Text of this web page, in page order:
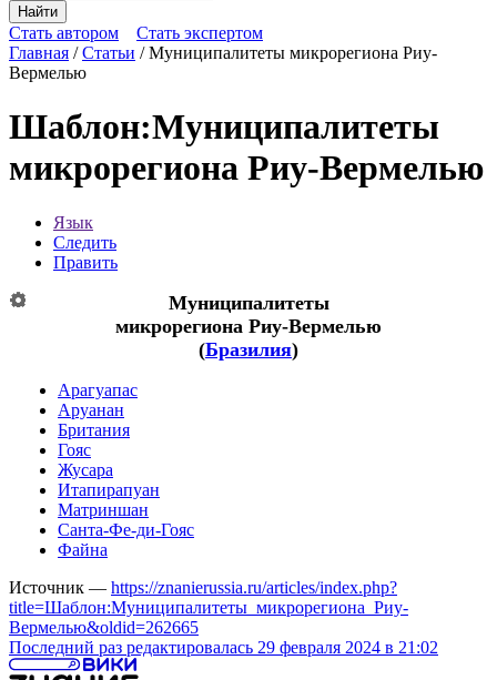
Найти
Стать автором
Стать экспертом
Главная /Статьи /Муниципалитеты микрорегиона Риу-
Вермелью
Шаблон:Муниципалитеты
микрорегиона Риу-Вермелью
Язык
Следить
Править
Муниципалитеты
микрорегиона Риу-Вермелью
(Бразилия)
Арагуапас
Аруанан
Британия
Гояс
Жусара
Итапирапуан
Матриншан
Санта-Фе-ди-Гояс
Файна
Источник — https://znanierussia.ru/articles/index.php?
title=Шаблон:Муниципалитеты_микрорегиона_Риу-
Вермелью&oldid=262665
Последний раз редактировалась 29 февраля 2024 в 21:02